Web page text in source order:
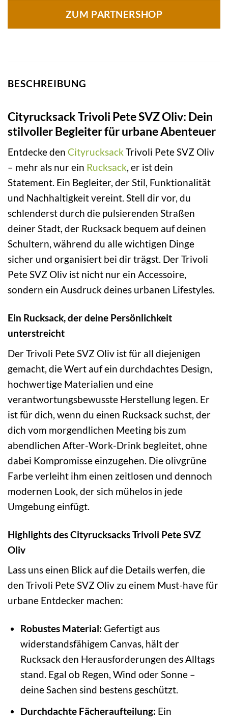
ZUM PARTNERSHOP
BESCHREIBUNG
Cityrucksack Trivoli Pete SVZ Oliv: Dein
stilvoller Begleiter für urbane Abenteuer
Entdecke den Cityrucksack Trivoli Pete SVZ Oliv
– mehr als nur ein Rucksack, er ist dein
Statement. Ein Begleiter, der Stil, Funktionalität
und Nachhaltigkeit vereint. Stell dir vor, du
schlenderst durch die pulsierenden Straßen
deiner Stadt, der Rucksack bequem auf deinen
Schultern, während du alle wichtigen Dinge
sicher und organisiert bei dir trägst. Der Trivoli
Pete SVZ Oliv ist nicht nur ein Accessoire,
sondern ein Ausdruck deines urbanen Lifestyles.
Ein Rucksack, der deine Persönlichkeit
unterstreicht
Der Trivoli Pete SVZ Oliv ist für all diejenigen
gemacht, die Wert auf ein durchdachtes Design,
hochwertige Materialien und eine
verantwortungsbewusste Herstellung legen. Er
ist für dich, wenn du einen Rucksack suchst, der
dich vom morgendlichen Meeting bis zum
abendlichen After-Work-Drink begleitet, ohne
dabei Kompromisse einzugehen. Die olivgrüne
Farbe verleiht ihm einen zeitlosen und dennoch
modernen Look, der sich mühelos in jede
Umgebung einfügt.
Highlights des Cityrucksacks Trivoli Pete SVZ
Oliv
Lass uns einen Blick auf die Details werfen, die
den Trivoli Pete SVZ Oliv zu einem Must-have für
urbane Entdecker machen:
Robustes Material: Gefertigt aus
widerstandsfähigem Canvas, hält der
Rucksack den Herausforderungen des Alltags
stand. Egal ob Regen, Wind oder Sonne –
deine Sachen sind bestens geschützt.
Durchdachte Fächeraufteilung: Ein